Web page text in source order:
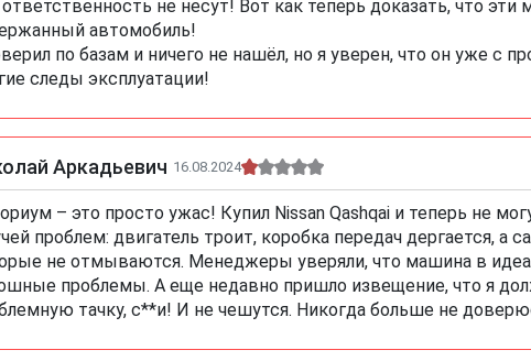
не несут! Вот как теперь доказать, что
автомобиль!
по базам и ничего не нашёл, но я уверен, что он уже с
следы эксплуатации!
Аркадьевич 16.08.2024
– это просто ужас! Купил Nissan Qashqai и теперь не
проблем: двигатель троит, коробка передач дергается, а
не отмываются. Менеджеры уверяли, что машина в
проблемы. А еще недавно пришло извещение, что я
тачку, с**и! И не чешутся. Никогда больше не